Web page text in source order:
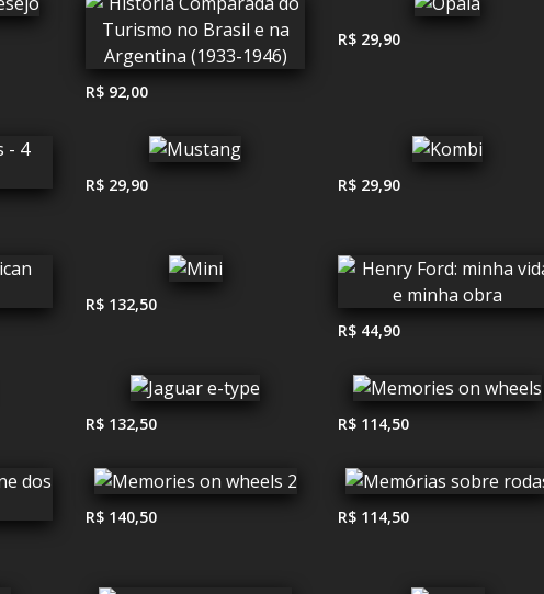
R$ 92,00
R$ 29,90
R$ 29,90 R$ 29,90
R$ 132,50
R$ 44,90
R$ 132,50 R$ 114,50
R$ 140,50 R$ 114,50